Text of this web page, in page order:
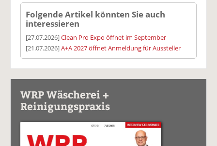
Folgende Artikel könnten Sie auch
interessieren
[27.07.2026]Clean Pro Expo öffnet im September
[21.07.2026]A+A 2027 öffnet Anmeldung für Aussteller
WRP Wäscherei +
Reinigungspraxis